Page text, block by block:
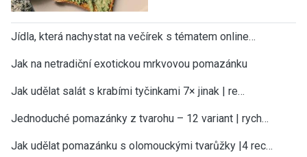
Jídla, která nachystat na večírek s tématem online…
Jak na netradiční exotickou mrkvovou pomazánku
Jak udělat salát s krabími tyčinkami 7× jinak | re…
Jednoduché pomazánky z tvarohu – 12 variant | rych…
Jak udělat pomazánku s olomouckými tvarůžky |4 rec…